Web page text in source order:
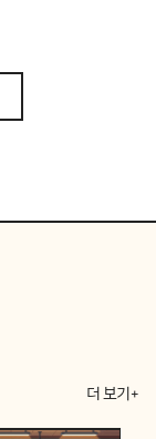
더 보기+